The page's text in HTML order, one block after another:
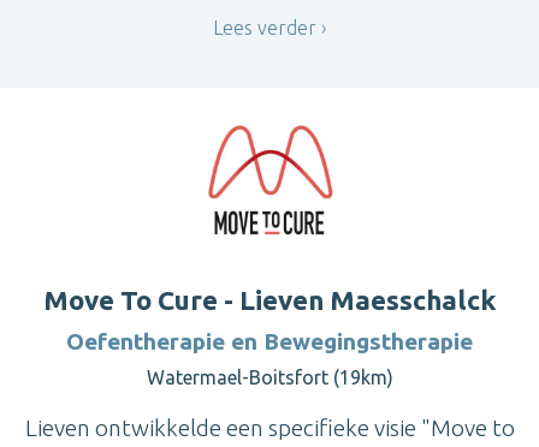
Lees verder
Move To Cure - Lieven Maesschalck
Oefentherapie en Bewegingstherapie
Watermael-Boitsfort (19km)
Lieven ontwikkelde een specifieke visie "Move to